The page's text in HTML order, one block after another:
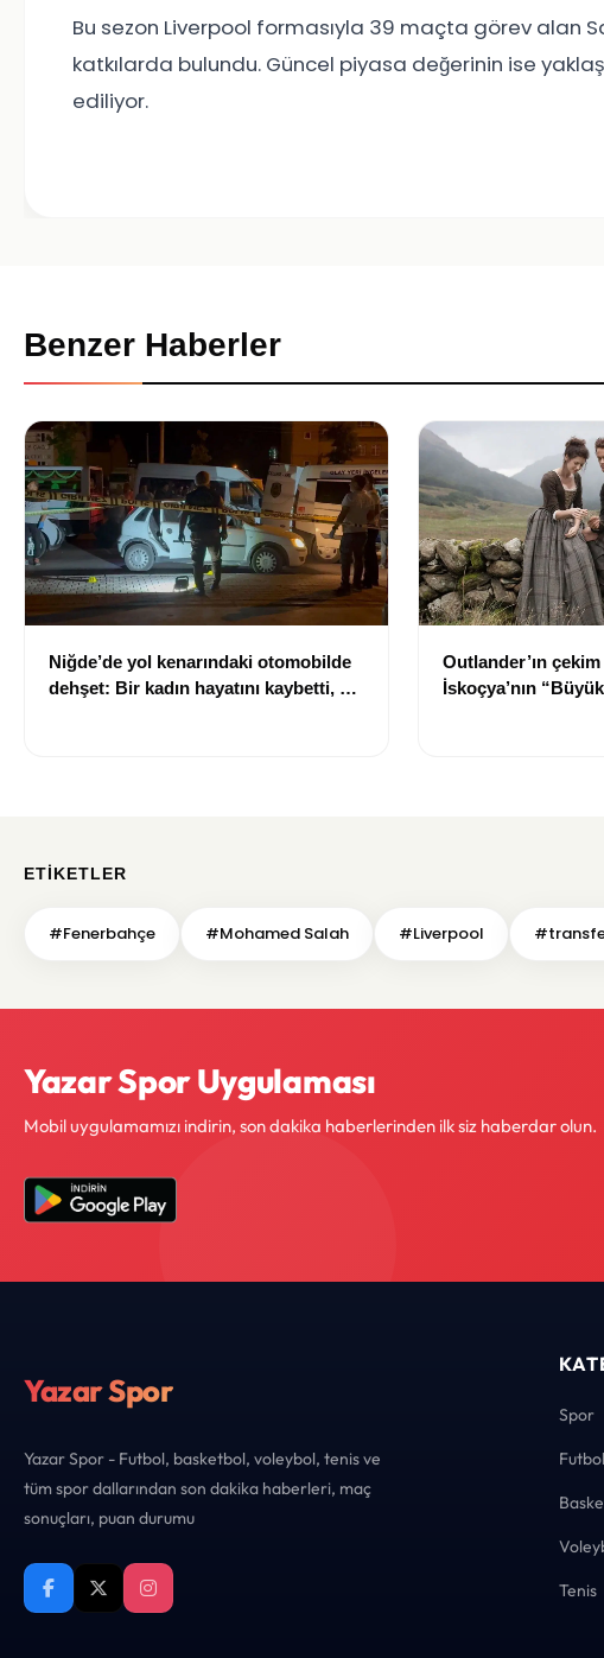
Bu sezon Liverpool formasıyla 39 maçta görev alan
katkılarda bulundu. Güncel piyasa değerinin ise
ediliyor.
Benzer Haberler
Niğde’de yol kenarındaki otomobilde
dehşet: Bir kadın hayatını kaybetti, bir
Outlander’ın çekim
İskoçya’nın
ETIKETLER
#Fenerbahçe #Mohamed Salah #Liverpool
Yazar Spor Uygulaması
Mobil uygulamamızı indirin, son dakika haberlerinden ilk siz haberdar olun.
Yazar Spor
Yazar Spor - Futbol, basketbol, voleybol, tenis ve
tüm spor dallarından son dakika haberleri, maç
sonuçları, puan durumu
Spor
Futbol
Tenis